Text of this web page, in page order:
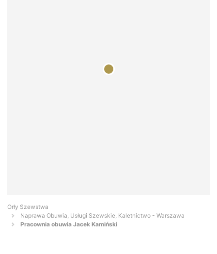
Orły Szewstwa
Naprawa Obuwia, Usługi Szewskie, Kaletnictwo - Warszawa
Pracownia obuwia Jacek Kamiński